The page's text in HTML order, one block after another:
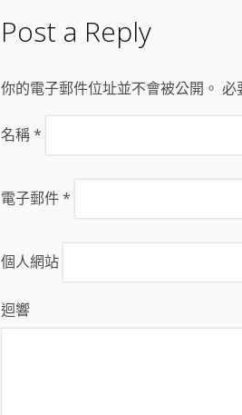
Post a Reply
你的電子郵件位址並不會被公開。 必
名稱*
電子郵件*
個人網站
迴響